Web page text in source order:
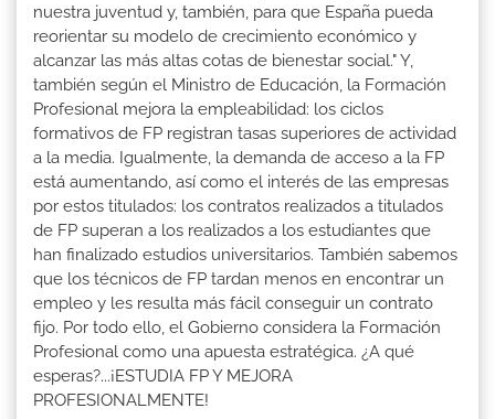
nuestra juventud y, también, para que España pueda
reorientar su modelo de crecimiento económico y
alcanzar las más altas cotas de bienestar social." Y,
también según el Ministro de Educación, la Formación
Profesional mejora la empleabilidad: los ciclos
formativos de FP registran tasas superiores de actividad
a la media. Igualmente, la demanda de acceso a la FP
está aumentando, así como el interés de las empresas
por estos titulados: los contratos realizados a titulados
de FP superan a los realizados a los estudiantes que
han finalizado estudios universitarios. También sabemos
que los técnicos de FP tardan menos en encontrar un
empleo y les resulta más fácil conseguir un contrato
fijo. Por todo ello, el Gobierno considera la Formación
Profesional como una apuesta estratégica. ¿A qué
esperas?...¡ESTUDIA FP Y MEJORA
PROFESIONALMENTE!